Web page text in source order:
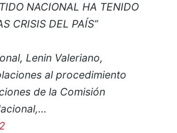
NACIONAL HA TENIDO
CRISIS DEL PAÍS”
Lenin Valeriano,
al procedimiento
de la Comisión